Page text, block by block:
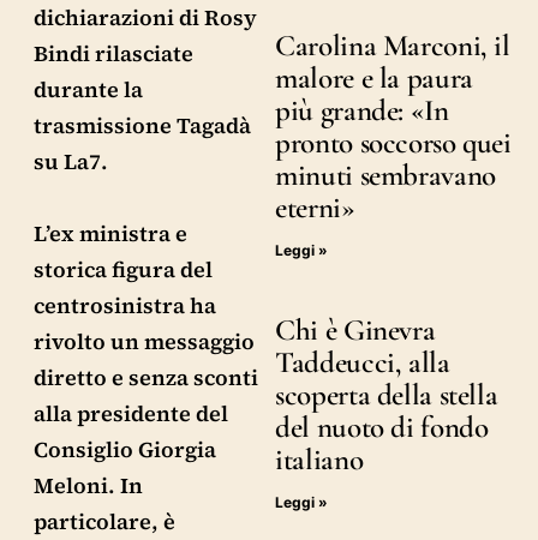
dichiarazioni di Rosy
Bindi rilasciate
durante la
trasmissione Tagadà
su La7.
L’ex ministra e
storica figura del
centrosinistra ha
rivolto un messaggio
diretto e senza sconti
alla presidente del
Consiglio Giorgia
Meloni. In
particolare, è
Carolina Marconi, il
malore e la paura
più grande: «In
pronto soccorso quei
minuti sembravano
eterni»
Leggi »
Chi è Ginevra
Taddeucci, alla
scoperta della stella
del nuoto di fondo
italiano
Leggi »